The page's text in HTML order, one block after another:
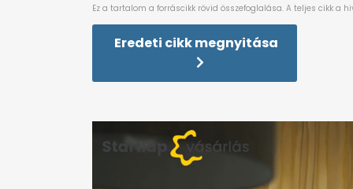
Eredeti cikk megnyitása